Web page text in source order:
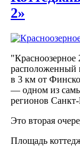
2»
расположенный
в 3 км от
— одном из
регионов Санкт-
Это вторая
Площадь